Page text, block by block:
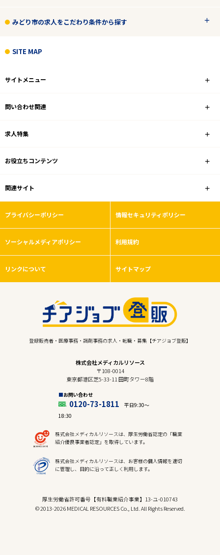
みどり市の求人をこだわり条件から探す
SITE MAP
サイトメニュー
問い合わせ関連
求人特集
お役立ちコンテンツ
関連サイト
プライバシーポリシー 情報セキュリティポリシー
ソーシャルメディアポリシー 利用規約
リンクについて サイトマップ
登録販売者・医療事務・調剤事務の求人・転職・募集【チアジョブ登販】
株式会社メディカルリソース
〒108-0014
東京都港区芝5-33-11 田町タワー8階
お問い合わせ
0120-73-1811
平日9:30〜
18:30
株式会社メディカルリソースは、厚生労働省認定の「職業
紹介優良事業者認定」を取得しています。
株式会社メディカルリソースは、お客様の個人情報を適切
に管理し、目的に沿って正しく利用します。
厚生労働省許可番号【有料職業紹介事業】13-ユ-010743
© 2013-2026 MEDICAL RESOURCES Co., Ltd. All Rights Reserved.